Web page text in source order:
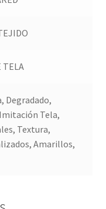
TELA
Degradado,
Tela,
Textura,
Amarillos,